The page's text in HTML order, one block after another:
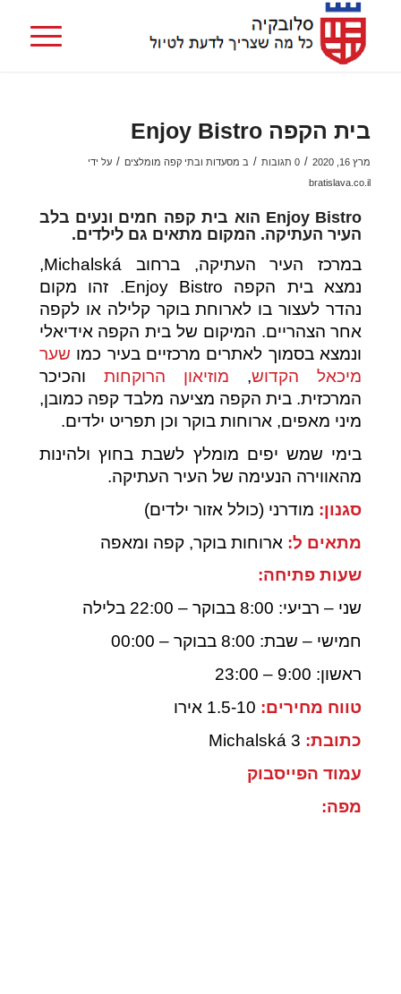
בית הקפה Enjoy Bistro
מרץ 16, 2020 / 0 תגובות / ב מסעדות ובתי קפה מומלצים / על ידי
bratislava.co.il
Enjoy Bistro הוא בית קפה חמים ונעים בלב
העיר העתיקה. המקום מתאים גם לילדים.
במרכז העיר העתיקה, ברחוב Michalská,
נמצא בית הקפה Enjoy Bistro. זהו מקום
נהדר לעצור בו לארוחת בוקר קלילה או לקפה
אחר הצהריים. המיקום של בית הקפה אידיאלי
ונמצא בסמוך לאתרים מרכזיים בעיר כמו שער
מיכאל הקדוש, מוזיאון הרוקחות והכיכר
המרכזית. בית הקפה מציעה מלבד קפה כמובן,
מיני מאפים, ארוחות בוקר וכן תפריט ילדים.
בימי שמש יפים מומלץ לשבת בחוץ ולהינות
מהאווירה הנעימה של העיר העתיקה.
סגנון: מודרני (כולל אזור ילדים)
מתאים ל: ארוחות בוקר, קפה ומאפה
שעות פתיחה:
שני – רביעי: 8:00 בבוקר – 22:00 בלילה
חמישי – שבת: 8:00 בבוקר – 00:00
ראשון: 9:00 – 23:00
טווח מחירים:
כתובת:
עמוד הפייסבוק
מפה: